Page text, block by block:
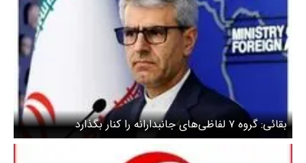
بقائی: گروه ۷ لفاظی‌های جانبدارانه را کنار بگذارد